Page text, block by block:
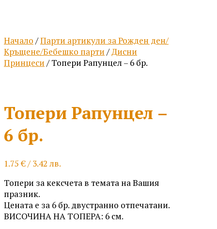
Начало /Парти артикули за Рожден ден/
Кръщене/Бебешко парти /Дисни
Принцеси / Топери Рапунцел – 6 бр.
Топери Рапунцел –
6 бр.
1.75€/ 3.42 лв.
Топери за кексчета в темата на Вашия
празник.
Цената е за 6 бр. двустранно отпечатани.
ВИСОЧИНА НА ТОПЕРА: 6 см.